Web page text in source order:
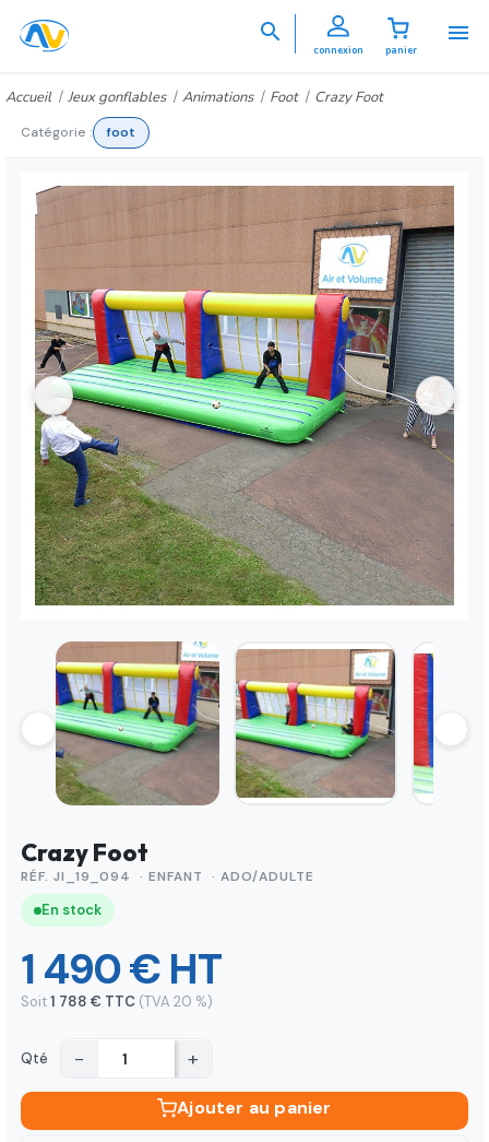

panier
connexion

Accueil Jeux gonflables Animations Foot Crazy Foot
Catégorie : foot
Crazy Foot
RÉF. JI_19_094 · ENFANT · ADO/ADULTE
En stock
1 490 € HT
Soit1 788 € TTC (TVA 20 %)
Qté − +
Ajouter au panier